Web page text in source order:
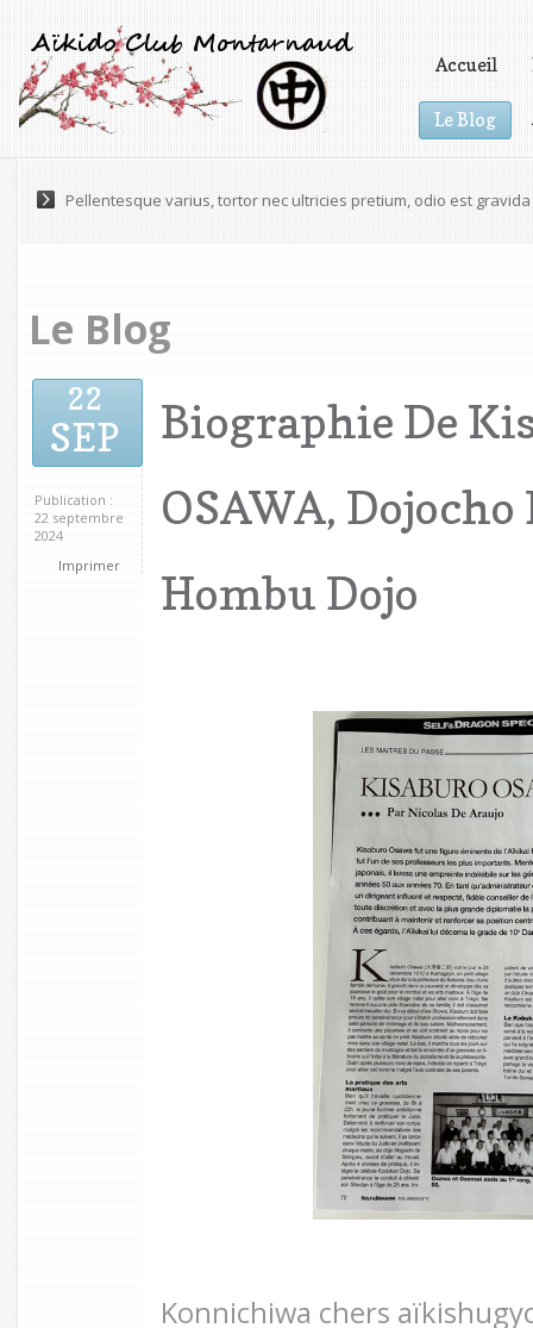
Accueil
Le Blog
Pellentesque varius, tortor nec ultricies pretium, odio est
Le Blog
22
SEP
Publication :
22 septembre
2024
Imprimer
Biographie De
OSAWA, Dojocho
Hombu Dojo
Konnichiwa chers